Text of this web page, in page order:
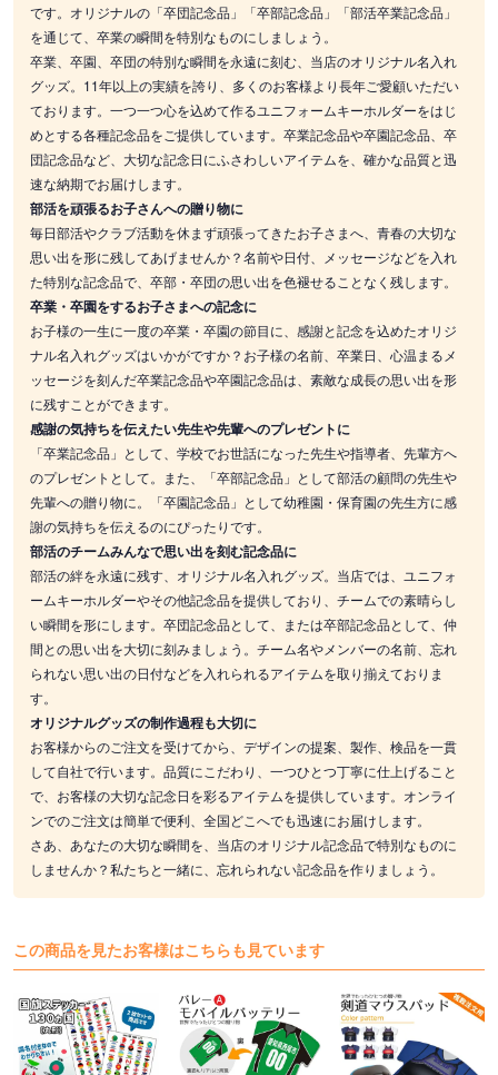
です。オリジナルの「卒団記念品」「卒部記念品」「部活卒業記念品」
を通じて、卒業の瞬間を特別なものにしましょう。
卒業、卒園、卒団の特別な瞬間を永遠に刻む、当店のオリジナル名入れ
グッズ。11年以上の実績を誇り、多くのお客様より長年ご愛顧いただい
ております。一つ一つ心を込めて作るユニフォームキーホルダーをはじ
めとする各種記念品をご提供しています。卒業記念品や卒園記念品、卒
団記念品など、大切な記念日にふさわしいアイテムを、確かな品質と迅
速な納期でお届けします。
部活を頑張るお子さんへの贈り物に
毎日部活やクラブ活動を休まず頑張ってきたお子さまへ、青春の大切な
思い出を形に残してあげませんか？名前や日付、メッセージなどを入れ
た特別な記念品で、卒部・卒団の思い出を色褪せることなく残します。
卒業・卒園をするお子さまへの記念に
お子様の一生に一度の卒業・卒園の節目に、感謝と記念を込めたオリジ
ナル名入れグッズはいかがですか？お子様の名前、卒業日、心温まるメ
ッセージを刻んだ卒業記念品や卒園記念品は、素敵な成長の思い出を形
に残すことができます。
感謝の気持ちを伝えたい先生や先輩へのプレゼントに
「卒業記念品」として、学校でお世話になった先生や指導者、先輩方へ
のプレゼントとして。また、「卒部記念品」として部活の顧問の先生や
先輩への贈り物に。「卒園記念品」として幼稚園・保育園の先生方に感
謝の気持ちを伝えるのにぴったりです。
部活のチームみんなで思い出を刻む記念品に
部活の絆を永遠に残す、オリジナル名入れグッズ。当店では、ユニフォ
ームキーホルダーやその他記念品を提供しており、チームでの素晴らし
い瞬間を形にします。卒団記念品として、または卒部記念品として、仲
間との思い出を大切に刻みましょう。チーム名やメンバーの名前、忘れ
られない思い出の日付などを入れられるアイテムを取り揃えておりま
す。
オリジナルグッズの制作過程も大切に
お客様からのご注文を受けてから、デザインの提案、製作、検品を一貫
して自社で行います。品質にこだわり、一つひとつ丁寧に仕上げること
で、お客様の大切な記念日を彩るアイテムを提供しています。オンライ
ンでのご注文は簡単で便利、全国どこへでも迅速にお届けします。
さあ、あなたの大切な瞬間を、当店のオリジナル記念品で特別なものに
しませんか？私たちと一緒に、忘れられない記念品を作りましょう。
この商品を見たお客様はこちらも見ています